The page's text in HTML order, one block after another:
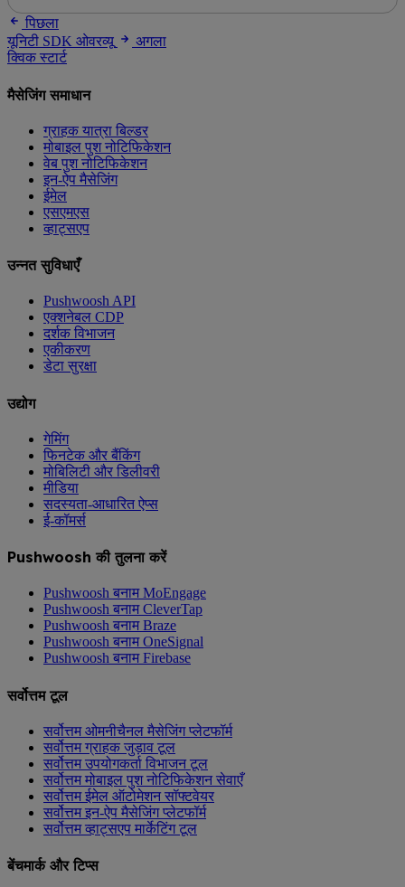
पिछला
यूनिटी SDK ओवरव्यू
अगला
क्विक स्टार्ट
मैसेजिंग समाधान
ग्राहक यात्रा बिल्डर
मोबाइल पुश नोटिफिकेशन
वेब पुश नोटिफिकेशन
इन-ऐप मैसेजिंग
ईमेल
एसएमएस
व्हाट्सएप
उन्नत सुविधाएँ
Pushwoosh API
एक्शनेबल CDP
दर्शक विभाजन
एकीकरण
डेटा सुरक्षा
उद्योग
गेमिंग
फिनटेक और बैंकिंग
मोबिलिटी और डिलीवरी
मीडिया
सदस्यता-आधारित ऐप्स
ई-कॉमर्स
Pushwoosh की तुलना करें
Pushwoosh बनाम MoEngage
Pushwoosh बनाम CleverTap
Pushwoosh बनाम Braze
Pushwoosh बनाम OneSignal
Pushwoosh बनाम Firebase
सर्वोत्तम टूल
सर्वोत्तम ओमनीचैनल मैसेजिंग प्लेटफॉर्म
सर्वोत्तम ग्राहक जुड़ाव टूल
सर्वोत्तम उपयोगकर्ता विभाजन टूल
सर्वोत्तम मोबाइल पुश नोटिफिकेशन सेवाएँ
सर्वोत्तम ईमेल ऑटोमेशन सॉफ्टवेयर
सर्वोत्तम इन-ऐप मैसेजिंग प्लेटफॉर्म
सर्वोत्तम व्हाट्सएप मार्केटिंग टूल
बेंचमार्क और टिप्स